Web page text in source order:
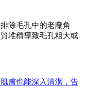
除毛孔中的老廢角
堆積導致毛孔粗大或
膚也能深入清潔，告